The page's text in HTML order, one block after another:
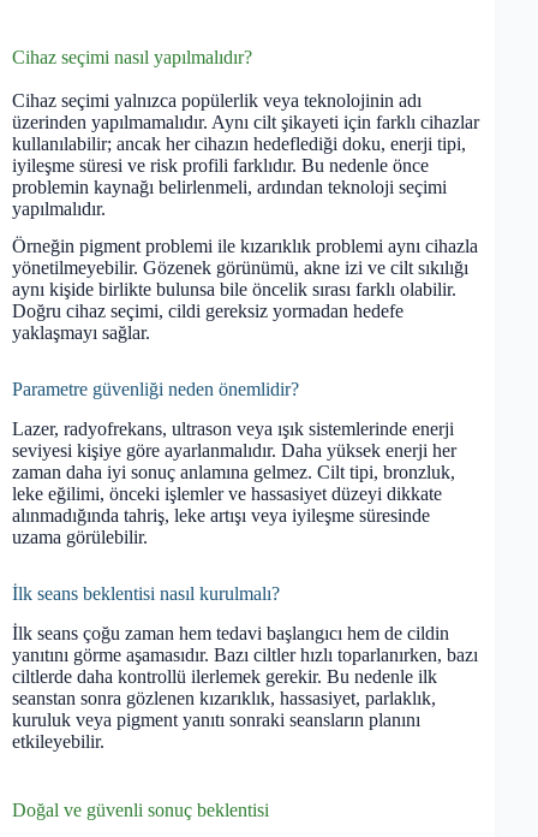
Cihaz seçimi nasıl yapılmalıdır?
Cihaz seçimi yalnızca popülerlik veya teknolojinin adı
üzerinden yapılmamalıdır. Aynı cilt şikayeti için farklı cihazlar
kullanılabilir; ancak her cihazın hedeflediği doku, enerji tipi,
iyileşme süresi ve risk profili farklıdır. Bu nedenle önce
problemin kaynağı belirlenmeli, ardından teknoloji seçimi
yapılmalıdır.
Örneğin pigment problemi ile kızarıklık problemi aynı cihazla
yönetilmeyebilir. Gözenek görünümü, akne izi ve cilt sıkılığı
aynı kişide birlikte bulunsa bile öncelik sırası farklı olabilir.
Doğru cihaz seçimi, cildi gereksiz yormadan hedefe
yaklaşmayı sağlar.
Parametre güvenliği neden önemlidir?
Lazer, radyofrekans, ultrason veya ışık sistemlerinde enerji
seviyesi kişiye göre ayarlanmalıdır. Daha yüksek enerji her
zaman daha iyi sonuç anlamına gelmez. Cilt tipi, bronzluk,
leke eğilimi, önceki işlemler ve hassasiyet düzeyi dikkate
alınmadığında tahriş, leke artışı veya iyileşme süresinde
uzama görülebilir.
İlk seans beklentisi nasıl kurulmalı?
İlk seans çoğu zaman hem tedavi başlangıcı hem de cildin
yanıtını görme aşamasıdır. Bazı ciltler hızlı toparlanırken, bazı
ciltlerde daha kontrollü ilerlemek gerekir. Bu nedenle ilk
seanstan sonra gözlenen kızarıklık, hassasiyet, parlaklık,
kuruluk veya pigment yanıtı sonraki seansların planını
etkileyebilir.
Doğal ve güvenli sonuç beklentisi